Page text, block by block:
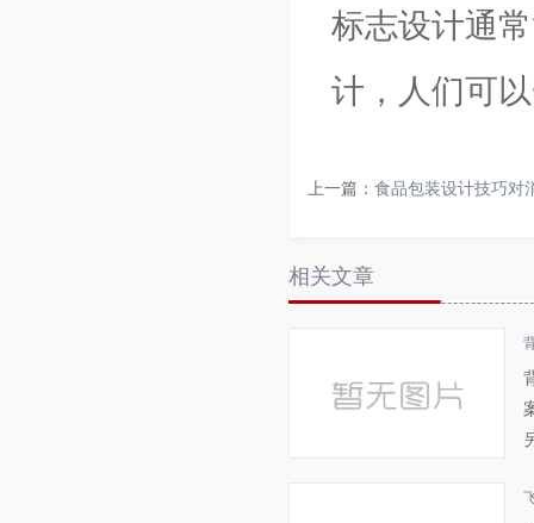
标志设计通
计，人们可
上一篇： 食品包装设计技巧对
相关文章